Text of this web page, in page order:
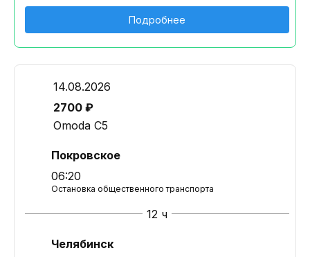
Подробнее
14.08.2026
2700 ₽
Omoda C5
Покровское
06:20
Остановка общественного транспорта
12 ч
Челябинск